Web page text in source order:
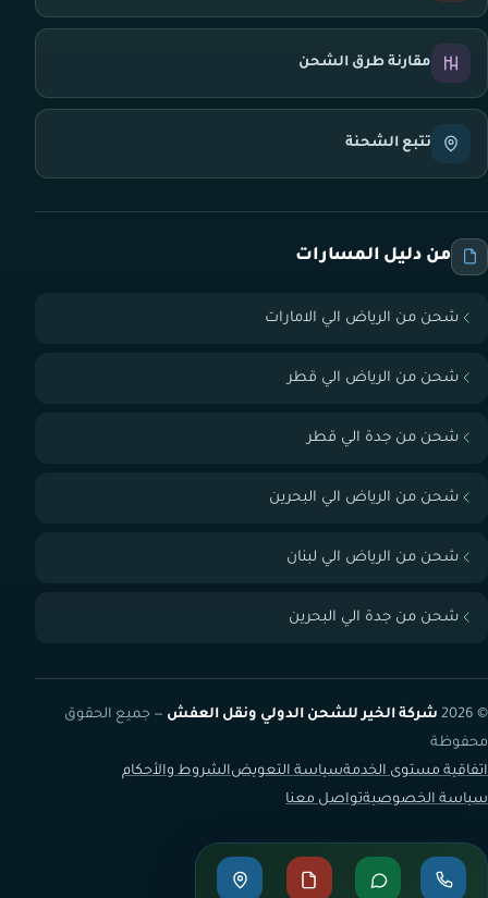
مقارنة طرق الشحن
تتبع الشحنة
من دليل المسارات
شحن من الرياض الي الامارات
شحن من الرياض الي قطر
شحن من جدة الي قطر
شحن من الرياض الي البحرين
شحن من الرياض الي لبنان
شحن من جدة الي البحرين
© 2026 شركة الخير للشحن الدولي ونقل العفش — جميع الحقوق
محفوظة
اتفاقية مستوى الخدمةسياسة التعويضالشروط والأحكام
سياسة الخصوصيةتواصل معنا